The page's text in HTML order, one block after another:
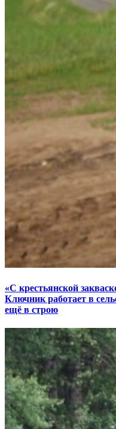
«С крестьянской
Ключник работает в
ещё в строю